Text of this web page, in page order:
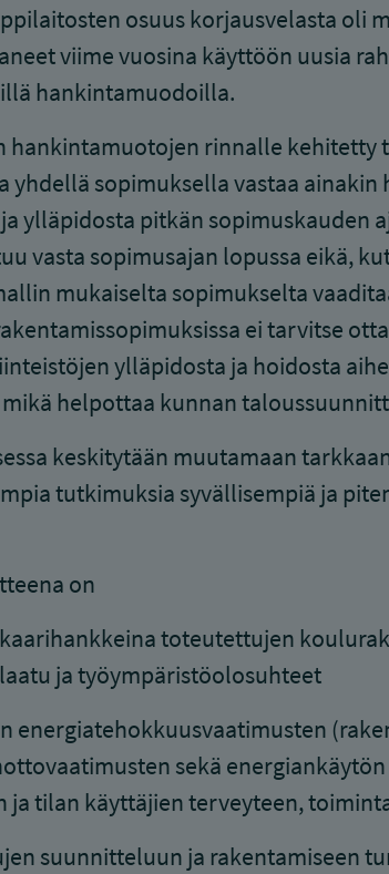
osuus korjausvelasta oli
viime vuosina käyttöön uusia
hankintamuodoilla.
hankintamuotojen rinnalle
yhdellä sopimuksella vastaa
ylläpidosta pitkän sopimuskauden
vasta sopimusajan lopussa eikä,
mukaiselta sopimukselta
ei tarvitse
ylläpidosta ja hoidosta
helpottaa kunnan
keskitytään muutamaan
tutkimuksia syvällisempiä ja
on
toteutettujen
ja työympäristöolosuhteet
energiatehokkuusvaatimusten
sekä
ja tilan käyttäjien terveyteen,
suunnitteluun ja rakentamiseen